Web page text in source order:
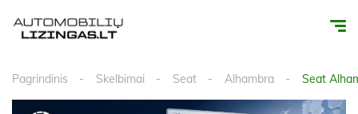
Pagrindinis Skelbimai Seat Alhambra Seat